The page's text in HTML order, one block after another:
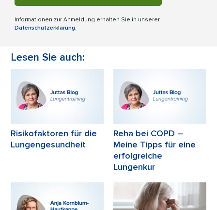
Informationen zur Anmeldung erhalten Sie in unserer
Datenschutzerklärung.
Lesen Sie auch:
Risikofaktoren für die
Lungengesundheit
Reha bei COPD –
Meine Tipps für eine
erfolgreiche
Lungenkur